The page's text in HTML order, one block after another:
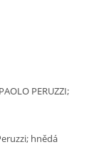
PERUZZI;
hnědá